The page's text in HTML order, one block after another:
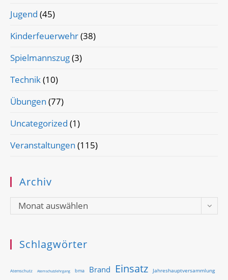
Jugend (45)
Kinderfeuerwehr(38)
Spielmannszug(3)
Technik(10)
Übungen (77)
Uncategorized (1)
Veranstaltungen (115)
Archiv
Archiv
Monat auswählen
Schlagwörter
Atemschutz Atemschutzlehrgang bma Brand Einsatz Jahreshauptversammlung